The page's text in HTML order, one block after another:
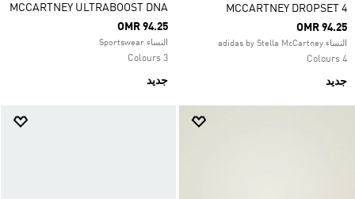
MCCARTNEY DROPSET 4
OMR 94.25
النساء adidas by Stella McCartney
4 Colours
جديد
MCCARTNEY ULTRABOOST DNA
OMR 94.25
النساء Sportswear
3 Colours
جديد